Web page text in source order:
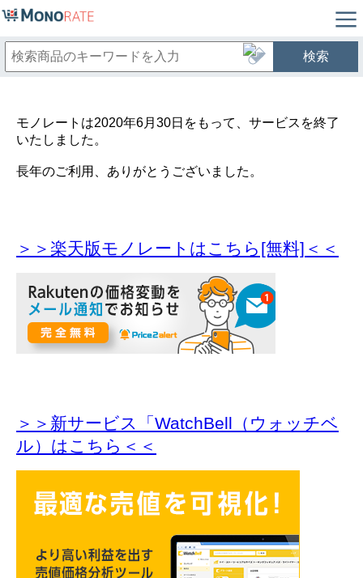
検索
モノレートは2020年6月30日をもって、サービスを終了
いたしました。
長年のご利用、ありがとうございました。
＞＞楽天版モノレートはこちら[無料]＜＜
＞＞新サービス「WatchBell（ウォッチベ
ル）はこちら＜＜